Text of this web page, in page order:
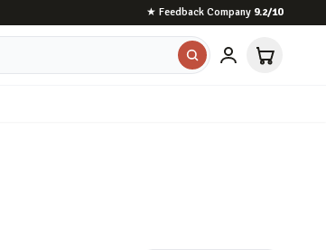
★ Feedback Company 9.2/10